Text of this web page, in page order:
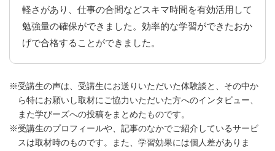
軽さがあり、仕事の合間などスキマ時間を有効活用して
勉強量の確保ができました。効率的な学習ができたおか
げで合格することができました。
受講生の声は、受講生にお送りいただいた体験談と、その中か
ら特にお願いし取材にご協力いただいた方へのインタビュー、
また学びーズへの投稿をまとめたものです。
受講生のプロフィールや、記事のなかでご紹介しているサービ
スは取材時のものです。また、学習効果には個人差がありま